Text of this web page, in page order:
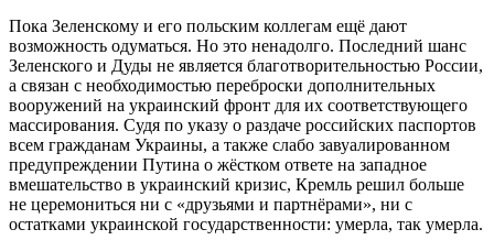
Пока Зеленскому и его польским коллегам ещё дают
возможность одуматься. Но это ненадолго. Последний шанс
Зеленского и Дуды не является благотворительностью России,
а связан с необходимостью переброски дополнительных
вооружений на украинский фронт для их соответствующего
массирования. Судя по указу о раздаче российских паспортов
всем гражданам Украины, а также слабо завуалированном
предупреждении Путина о жёстком ответе на западное
вмешательство в украинский кризис, Кремль решил больше
не церемониться ни с «друзьями и партнёрами», ни с
остатками украинской государственности: умерла, так умерла.